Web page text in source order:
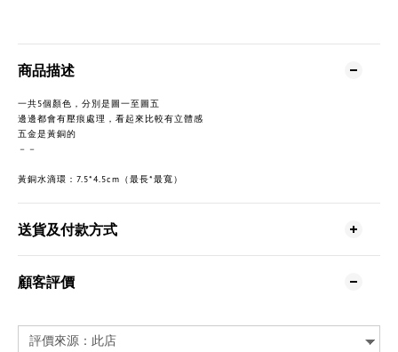
商品描述
一共5個顏色，分別是圖一至圖五
邊邊都會有壓痕處理，看起來比較有立體感
五金是黃銅的
－－
黃銅水滴環：7.5*4.5cm（最長*最寬）
送貨及付款方式
顧客評價